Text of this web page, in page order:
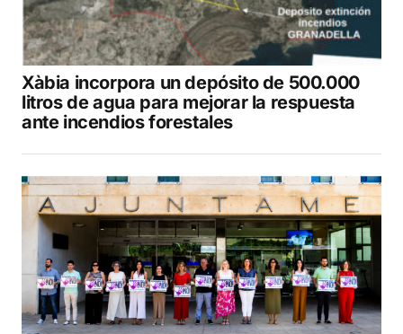
Xàbia incorpora un depósito de 500.000
litros de agua para mejorar la respuesta
ante incendios forestales